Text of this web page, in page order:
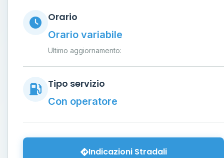
Orario
Orario variabile
Ultimo aggiornamento:
Tipo servizio
Con operatore
Indicazioni Stradali